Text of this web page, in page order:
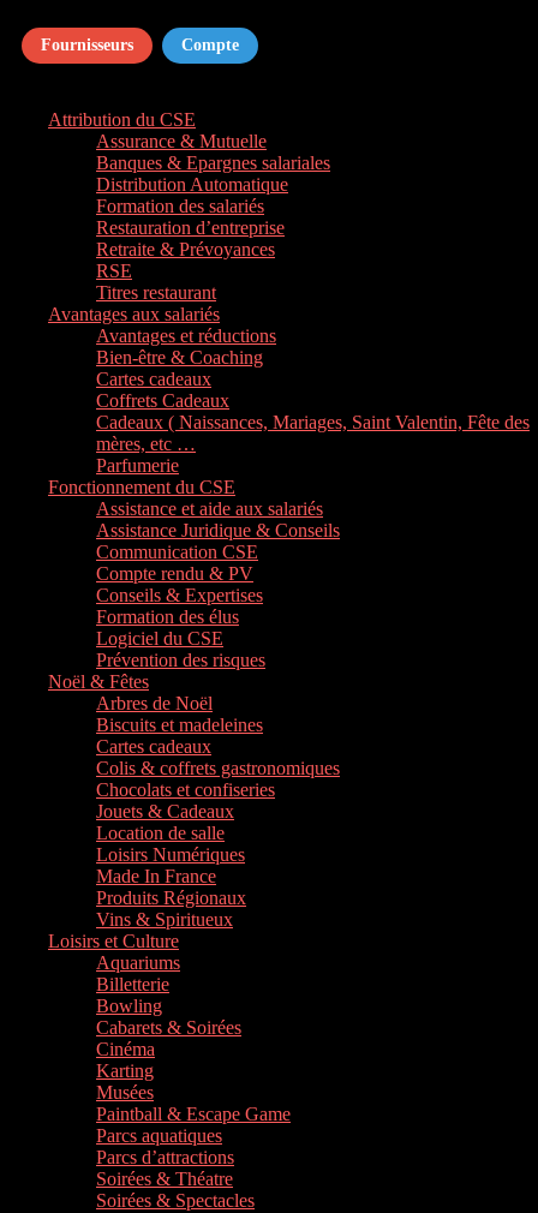
Fournisseurs Compte
Attribution du CSE
Assurance & Mutuelle
Banques & Epargnes salariales
Distribution Automatique
Formation des salariés
Restauration d’entreprise
Retraite & Prévoyances
RSE
Titres restaurant
Avantages aux salariés
Avantages et réductions
Bien-être & Coaching
Cartes cadeaux
Coffrets Cadeaux
Cadeaux ( Naissances, Mariages, Saint Valentin, Fête des
mères, etc …
Parfumerie
Fonctionnement du CSE
Assistance et aide aux salariés
Assistance Juridique & Conseils
Communication CSE
Compte rendu & PV
Conseils & Expertises
Formation des élus
Logiciel du CSE
Prévention des risques
Noël & Fêtes
Arbres de Noël
Biscuits et madeleines
Cartes cadeaux
Colis & coffrets gastronomiques
Chocolats et confiseries
Jouets & Cadeaux
Location de salle
Loisirs Numériques
Made In France
Produits Régionaux
Vins & Spiritueux
Loisirs et Culture
Aquariums
Billetterie
Bowling
Cabarets & Soirées
Cinéma
Karting
Musées
Paintball & Escape Game
Parcs aquatiques
Parcs d’attractions
Soirées & Théatre
Soirées & Spectacles